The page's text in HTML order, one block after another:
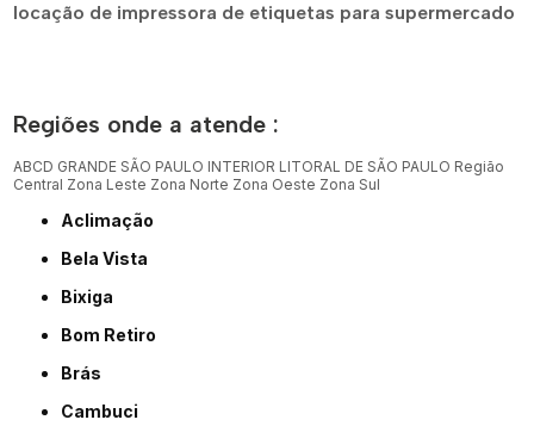
locação de impressora de etiquetas para supermercado
Regiões onde a atende :
ABCD GRANDE SÃO PAULO INTERIOR LITORAL DE SÃO PAULO Região
Central Zona Leste Zona Norte Zona Oeste Zona Sul
Aclimação
Bela Vista
Bixiga
Bom Retiro
Brás
Cambuci